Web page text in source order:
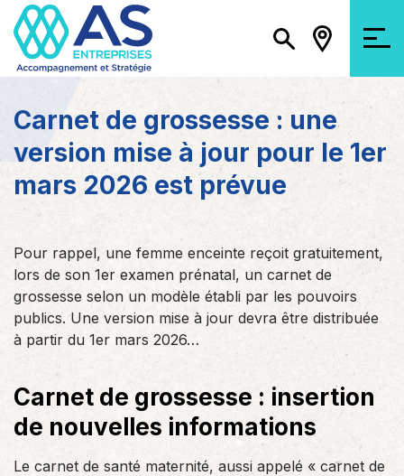
Carnet de grossesse : une
version mise à jour pour le 1er
mars 2026 est prévue
Pour rappel, une femme enceinte reçoit gratuitement,
lors de son 1er examen prénatal, un carnet de
grossesse selon un modèle établi par les pouvoirs
publics. Une version mise à jour devra être distribuée
à partir du 1er mars 2026…
Carnet de grossesse : insertion
de nouvelles informations
Le carnet de santé maternité, aussi appelé « carnet de